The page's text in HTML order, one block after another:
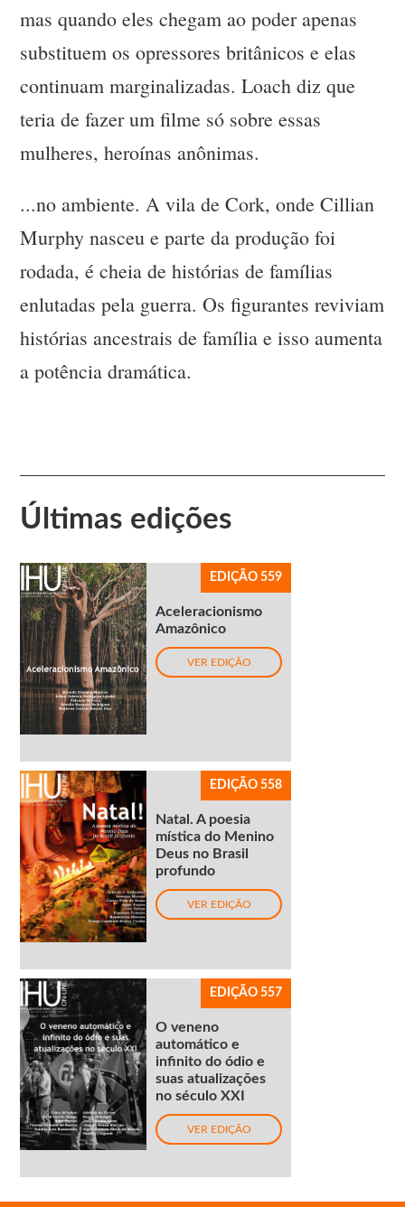
mas quando eles chegam ao poder apenas
substituem os opressores britânicos e elas
continuam marginalizadas. Loach diz que
teria de fazer um filme só sobre essas
mulheres, heroínas anônimas.
...no ambiente. A vila de Cork, onde Cillian
Murphy nasceu e parte da produção foi
rodada, é cheia de histórias de famílias
enlutadas pela guerra. Os figurantes reviviam
histórias ancestrais de família e isso aumenta
a potência dramática.
Últimas edições
EDIÇÃO 559
Aceleracionismo
Amazônico
VER EDIÇÃO
EDIÇÃO 558
Natal. A poesia
mística do Menino
Deus no Brasil
profundo
VER EDIÇÃO
EDIÇÃO 557
O veneno
automático e
infinito do ódio e
suas atualizações
no século XXI
VER EDIÇÃO